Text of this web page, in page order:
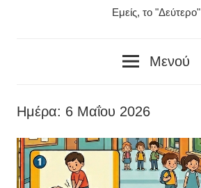
"δεύτερο"
Εμείς, το "Δεύτερο"
Μενού
Ημέρα: 6 Μαΐου 2026